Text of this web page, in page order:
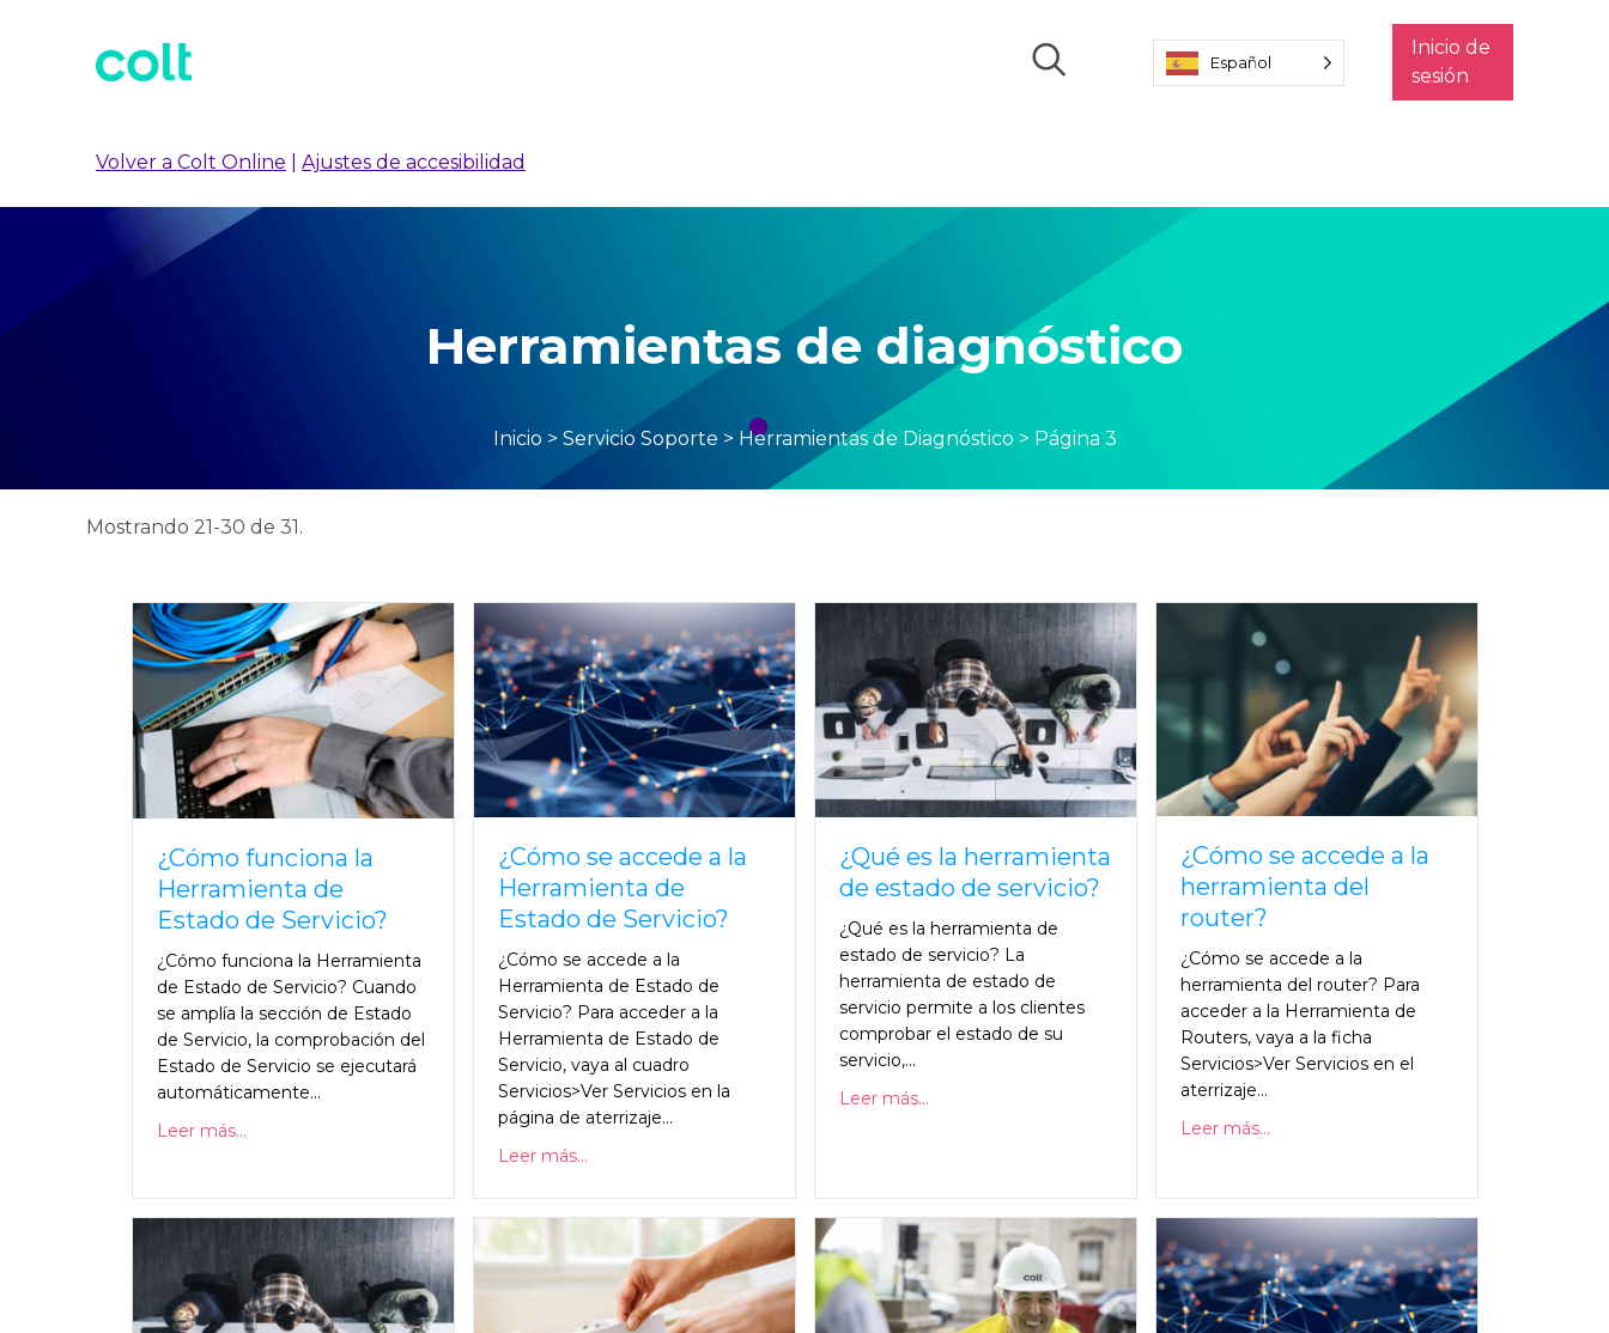
Español
Inicio de
sesión
Volver a Colt Online Ajustes de accesibilidad
Herramientas de diagnóstico
Inicio > Servicio Soporte > Herramientas de Diagnóstico > Página 3
Mostrando 21-30 de 31.
¿Cómo funciona la
Herramienta de
Estado de Servicio?
¿Cómo funciona la Herramienta
de Estado de Servicio? Cuando
se amplía la sección de Estado
de Servicio, la comprobación del
Estado de Servicio se ejecutará
automáticamente...
Leer más...
¿Cómo se accede a la
Herramienta de
Estado de Servicio?
¿Cómo se accede a la
Herramienta de Estado de
Servicio? Para acceder a la
Herramienta de Estado de
Servicio, vaya al cuadro
Servicios>Ver Servicios en la
página de aterrizaje...
Leer más...
¿Qué es la herramienta
de estado de servicio?
¿Qué es la herramienta de
estado de servicio? La
herramienta de estado de
servicio permite a los clientes
comprobar el estado de su
servicio,...
Leer más...
¿Cómo se accede a la
herramienta del
router?
¿Cómo se accede a la
herramienta del router? Para
acceder a la Herramienta de
Routers, vaya a la ficha
Servicios>Ver Servicios en el
aterrizaje...
Leer más...